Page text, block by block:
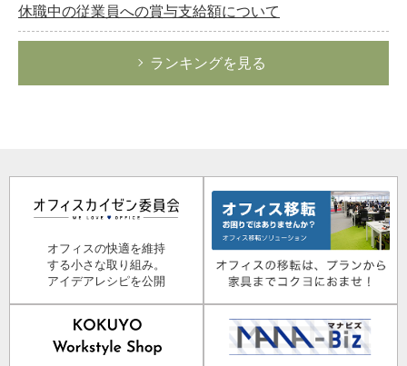
休職中の従業員への賞与支給額について
ランキングを見る
オフィスの快適を維持
する小さな取り組み。
アイデアレシピを公開